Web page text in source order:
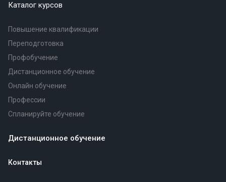
Каталог курсов
Повышение квалификации
Переподготовка
Профобучение
Дистанционное обучение
Онлайн обучение
Профессии
Спланируйте обучение
Дистанционное обучение
Контакты